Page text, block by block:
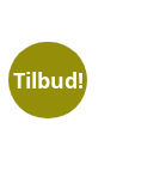
Tilbud!